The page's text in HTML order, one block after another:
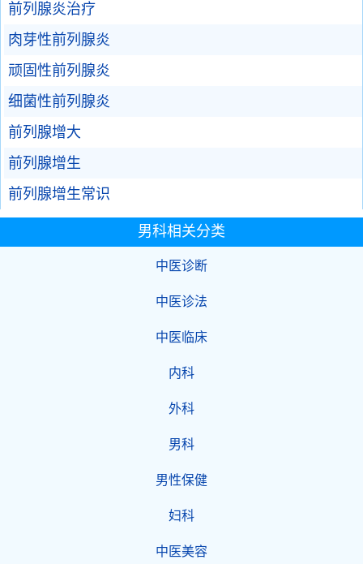
前列腺炎治疗
肉芽性前列腺炎
顽固性前列腺炎
细菌性前列腺炎
前列腺增大
前列腺增生
前列腺增生常识
男科相关分类
中医诊断
中医诊法
中医临床
内科
外科
男科
男性保健
妇科
中医美容